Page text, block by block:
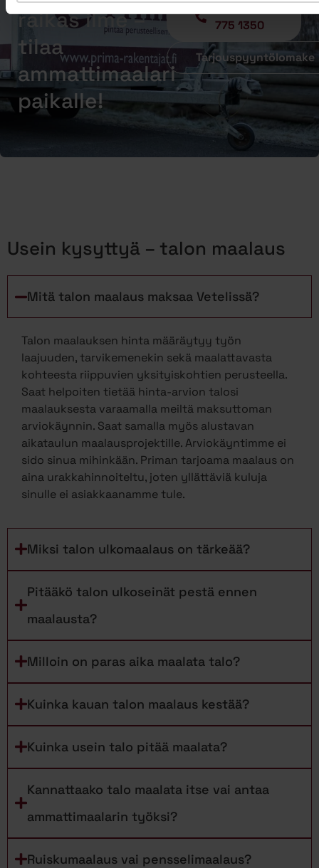
raikas ilme –
tilaa
ammattimaalari
paikalle!
775 1350
Tarjouspyyntölomake
Usein kysyttyä – talon maalaus
Mitä talon maalaus maksaa Vetelissä?
Talon maalauksen hinta määräytyy työn
laajuuden, tarvikemenekin sekä maalattavasta
kohteesta riippuvien yksityiskohtien perusteella.
Saat helpoiten tietää hinta-arvion talosi
maalauksesta varaamalla meiltä maksuttoman
arviokäynnin. Saat samalla myös alustavan
aikataulun maalausprojektille. Arviokäyntimme ei
sido sinua mihinkään. Priman tarjoama maalaus on
aina urakkahinnoiteltu, joten yllättäviä kuluja
sinulle ei asiakkaanamme tule.
Miksi talon ulkomaalaus on tärkeää?
Pitääkö talon ulkoseinät pestä ennen
maalausta?
Milloin on paras aika maalata talo?
Kuinka kauan talon maalaus kestää?
Kuinka usein talo pitää maalata?
Kannattaako talo maalata itse vai antaa
ammattimaalarin työksi?
Ruiskumaalaus vai pensselimaalaus?